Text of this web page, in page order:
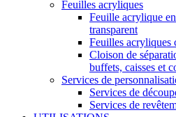
Feuilles acryliques
Feuille acrylique
transparent
Feuilles acryliques
Cloison de
buffets, caisses et
Services de
Services de
Services de